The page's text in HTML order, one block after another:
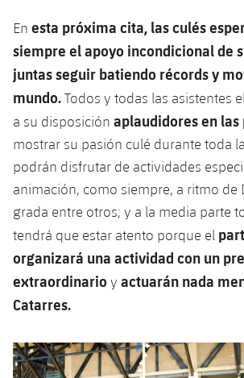
En esta próxima cita, las culés
siempre el apoyo incondicional de
juntas seguir batiendo récords y
mundo.Todos y todas las asistentes
a su disposición aplaudidores en las
mostrar su pasión culé durante toda
podrán disfrutar de actividades
animación, como siempre, a ritmo de
grada entre otros; y a la media parte
tendrá que estar atento porque el
organizará una actividad con un
extraordinario y actuarán nada
Catarres.
Anterior
label.aria.chevronleft